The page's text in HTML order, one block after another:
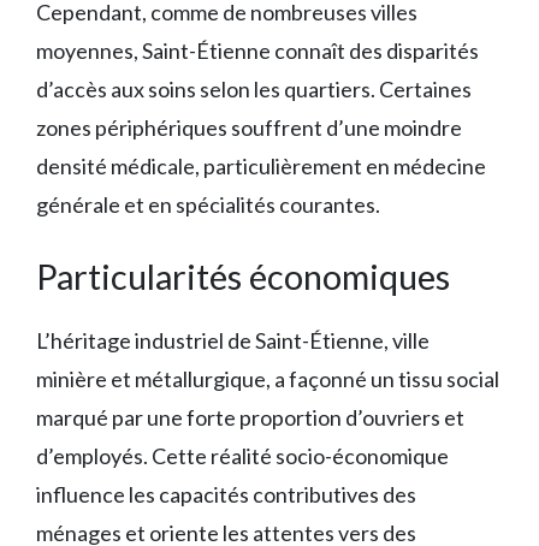
Cependant, comme de nombreuses villes
moyennes, Saint-Étienne connaît des disparités
d’accès aux soins selon les quartiers. Certaines
zones périphériques souffrent d’une moindre
densité médicale, particulièrement en médecine
générale et en spécialités courantes.
Particularités économiques
L’héritage industriel de Saint-Étienne, ville
minière et métallurgique, a façonné un tissu social
marqué par une forte proportion d’ouvriers et
d’employés. Cette réalité socio-économique
influence les capacités contributives des
ménages et oriente les attentes vers des